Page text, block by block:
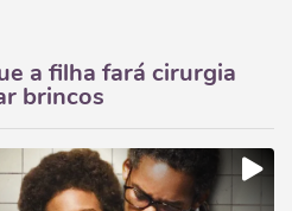
a filha fará cirurgia
brincos